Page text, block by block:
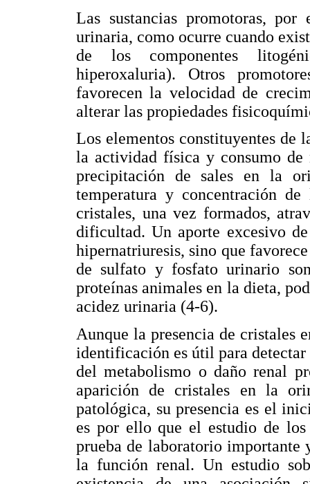
Las sustancias promotoras, por
urinaria, como ocurre cuando
de los componentes
hiperoxaluria). Otros
favorecen la velocidad de
alterar las propiedades
Los elementos constituyentes de
la actividad física y consumo de
precipitación de sales en la
temperatura y concentración
cristales, una vez formados,
dificultad. Un aporte excesivo
hipernatriuresis, sino que
de sulfato y fosfato urinario
proteínas animales en la dieta,
acidez urinaria (4-6).
Aunque la presencia de cristales
identificación es útil para detectar
del metabolismo o daño renal
aparición de cristales en la
patológica, su presencia es el
es por ello que el estudio de
prueba de laboratorio importante
la función renal. Un estudio